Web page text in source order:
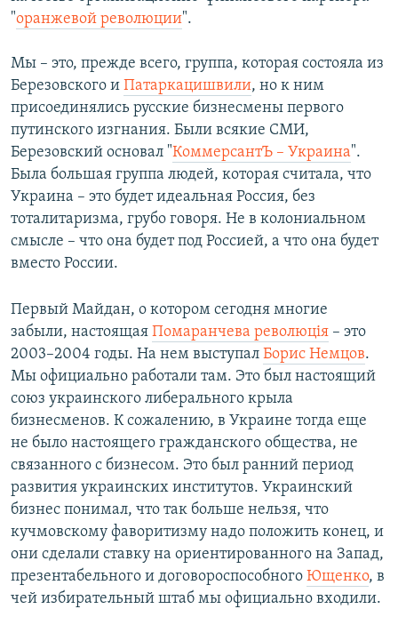
"оранжевой революции".
Мы – это, прежде всего, группа, которая состояла из
Березовского и Патаркацишвили, но к ним
присоединялись русские бизнесмены первого
путинского изгнания. Были всякие СМИ,
Березовский основал "КоммерсантЪ – Украина".
Была большая группа людей, которая считала, что
Украина – это будет идеальная Россия, без
тоталитаризма, грубо говоря. Не в колониальном
смысле – что она будет под Россией, а что она будет
вместо России.
Первый Майдан, о котором сегодня многие
забыли, настоящая Помаранчева революція – это
2003–2004 годы. На нем выступал Борис Немцов.
Мы официально работали там. Это был настоящий
союз украинского либерального крыла
бизнесменов. К сожалению, в Украине тогда еще
не было настоящего гражданского общества, не
связанного с бизнесом. Это был ранний период
развития украинских институтов. Украинский
бизнес понимал, что так больше нельзя, что
кучмовскому фаворитизму надо положить конец, и
они сделали ставку на ориентированного на Запад,
презентабельного и договороспособного Ющенко, в
чей избирательный штаб мы официально входили.